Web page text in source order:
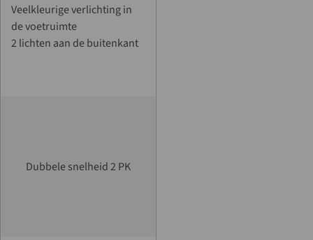
Veelkleurige verlichting in
de voetruimte
2 lichten aan de buitenkant
Dubbele snelheid 2 PK